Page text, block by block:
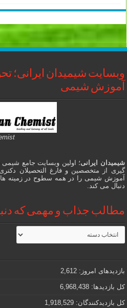
وبسایت شیمیدان ایرانی؛
آموزش شیمی
شیمیدان ایرانی؛ اولین وبسایت جامع
گیری از متخصصین و فارغ التحصیلان
آموزش شیمی را در همه سطوح در زمینه
دنبال می کند.
مطالب جذاب و مهمی که
مطالب
جذاب
و
که
دنبالش
هستید
بازدیدهای امروز: 2,612
کل بازدیدها: 6,968,438
کل بازدیدکنند‌گان: 1,918,529